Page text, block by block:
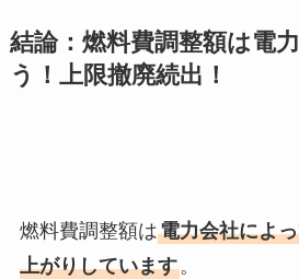
結論：燃料費調整額は電
う！上限撤廃続出！
燃料費調整額は電力会社によ
上がりしています。